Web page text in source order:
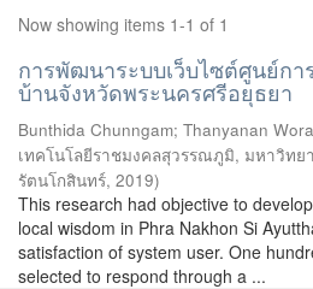
Now showing items 1-1 of 1
การพัฒนาระบบเว็บไซต์ศูนย์ก
บ้านจังหวัดพระนครศรีอยุธยา
Bunthida Chunngam; Thanyanan
เทคโนโลยีราชมงคลสุวรรณภูมิ, มหาวิทย
รัตนโกสินทร์, 2019)
This research had objective to
local wisdom in Phra Nakhon Si
satisfaction of system user. One
selected to respond through a ...